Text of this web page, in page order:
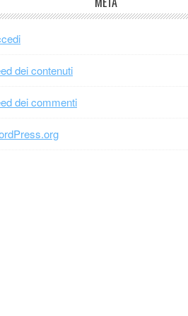
dei contenuti
dei commenti